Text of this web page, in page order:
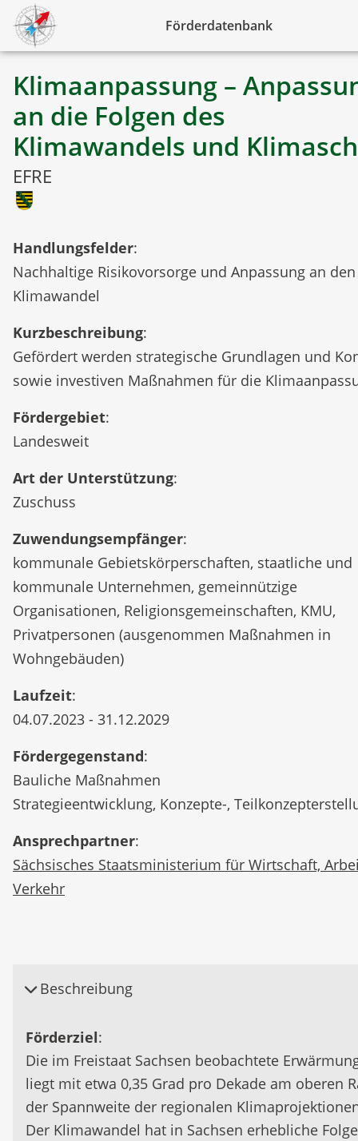
Förderdatenbank
Klimaanpassung –
an die Folgen des
Klimawandels und
EFRE
Handlungsfelder:
Nachhaltige Risikovorsorge und Anpassung an den
Klimawandel
Kurzbeschreibung:
Gefördert werden strategische Grundlagen und
sowie investiven Maßnahmen für die
Fördergebiet:
Landesweit
Art der Unterstützung:
Zuschuss
Zuwendungsempfänger:
kommunale Gebietskörperschaften, staatliche und
kommunale Unternehmen, gemeinnützige
Organisationen, Religionsgemeinschaften, KMU,
Privatpersonen (ausgenommen Maßnahmen in
Wohngebäuden)
Laufzeit:
04.07.2023 - 31.12.2029
Fördergegenstand:
Bauliche Maßnahmen
Strategieentwicklung, Konzepte-,
Ansprechpartner:
Sächsisches Staatsministerium für Wirtschaft,
Verkehr
Beschreibung
Förderziel:
Die im Freistaat Sachsen beobachtete
liegt mit etwa 0,35 Grad pro Dekade am oberen
der Spannweite der regionalen
Der Klimawandel hat in Sachsen erhebliche